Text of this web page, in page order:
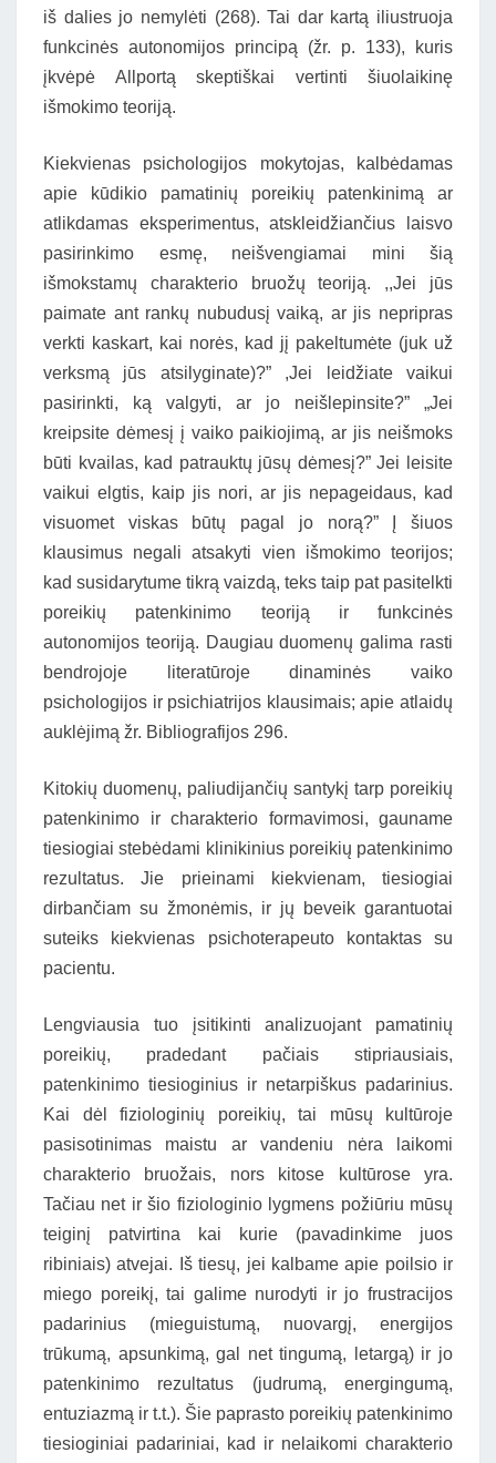
iš dalies jo nemylėti (268). Tai dar kartą iliustruoja
funkcinės autonomijos principą (žr. p. 133), kuris
įkvėpė Allportą skeptiškai vertinti šiuolaikinę
išmokimo teoriją.
Kiekvienas psichologijos mokytojas, kalbėdamas
apie kūdikio pamatinių poreikių patenkinimą ar
atlikdamas eksperimentus, atskleidžiančius laisvo
pasirinkimo esmę, neišvengiamai mini šią
išmokstamų charakterio bruožų teoriją. ,,Jei jūs
paimate ant rankų nubudusį vaiką, ar jis nepripras
verkti kaskart, kai norės, kad jį pakeltumėte (juk už
verksmą jūs atsilyginate)?” ,Jei leidžiate vaikui
pasirinkti, ką valgyti, ar jo neišlepinsite?” „Jei
kreipsite dėmesį į vaiko paikiojimą, ar jis neišmoks
būti kvailas, kad patrauktų jūsų dėmesį?” Jei leisite
vaikui elgtis, kaip jis nori, ar jis nepageidaus, kad
visuomet viskas būtų pagal jo norą?” Į šiuos
klausimus negali atsakyti vien išmokimo teorijos;
kad susidarytume tikrą vaizdą, teks taip pat pasitelkti
poreikių patenkinimo teoriją ir funkcinės
autonomijos teoriją. Daugiau duomenų galima rasti
bendrojoje literatūroje dinaminės vaiko
psichologijos ir psichiatrijos klausimais; apie atlaidų
auklėjimą žr. Bibliografijos 296.
Kitokių duomenų, paliudijančių santykį tarp poreikių
patenkinimo ir charakterio formavimosi, gauname
tiesiogiai stebėdami klinikinius poreikių patenkinimo
rezultatus. Jie prieinami kiekvienam, tiesiogiai
dirbančiam su žmonėmis, ir jų beveik garantuotai
suteiks kiekvienas psichoterapeuto kontaktas su
pacientu.
Lengviausia tuo įsitikinti analizuojant pamatinių
poreikių, pradedant pačiais stipriausiais,
patenkinimo tiesioginius ir netarpiškus padarinius.
Kai dėl fiziologinių poreikių, tai mūsų kultūroje
pasisotinimas maistu ar vandeniu nėra laikomi
charakterio bruožais, nors kitose kultūrose yra.
Tačiau net ir šio fiziologinio lygmens požiūriu mūsų
teiginį patvirtina kai kurie (pavadinkime juos
ribiniais) atvejai. Iš tiesų, jei kalbame apie poilsio ir
miego poreikį, tai galime nurodyti ir jo frustracijos
padarinius (mieguistumą, nuovargį, energijos
trūkumą, apsunkimą, gal net tingumą, letargą) ir jo
patenkinimo rezultatus (judrumą, energingumą,
entuziazmą ir t.t.). Šie paprasto poreikių patenkinimo
tiesioginiai padariniai, kad ir nelaikomi charakterio